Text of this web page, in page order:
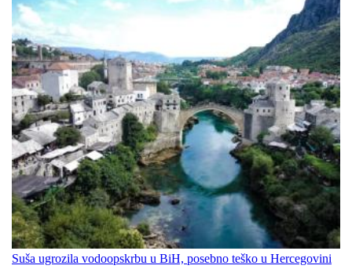
Suša ugrozila vodoopskrbu u BiH, posebno teško u Hercegovini